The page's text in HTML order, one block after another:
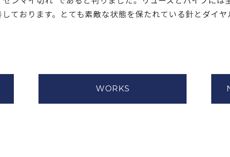
ております。とても素敵な状態を保たれている針とダイ
WORKS